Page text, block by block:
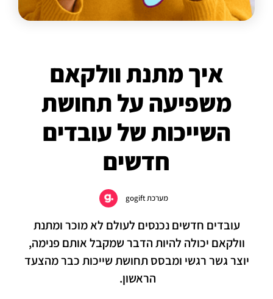
איך מתנת וולקאם
משפיעה על תחושת
השייכות של עובדים
חדשים
מערכת gogift
עובדים חדשים נכנסים לעולם לא מוכר ומתנת
וולקאם יכולה להיות הדבר שמקבל אותם פנימה,
יוצר גשר רגשי ומבסס תחושת שייכות כבר מהצעד
הראשון.